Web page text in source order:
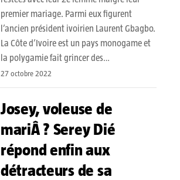
premier mariage. Parmi eux figurent
l’ancien président ivoirien Laurent Gbagbo.
La Côte d’Ivoire est un pays monogame et
la polygamie fait grincer des…
27 octobre 2022
Josey, voleuse de
mariÂ ? Serey Dié
répond enfin aux
détracteurs de sa